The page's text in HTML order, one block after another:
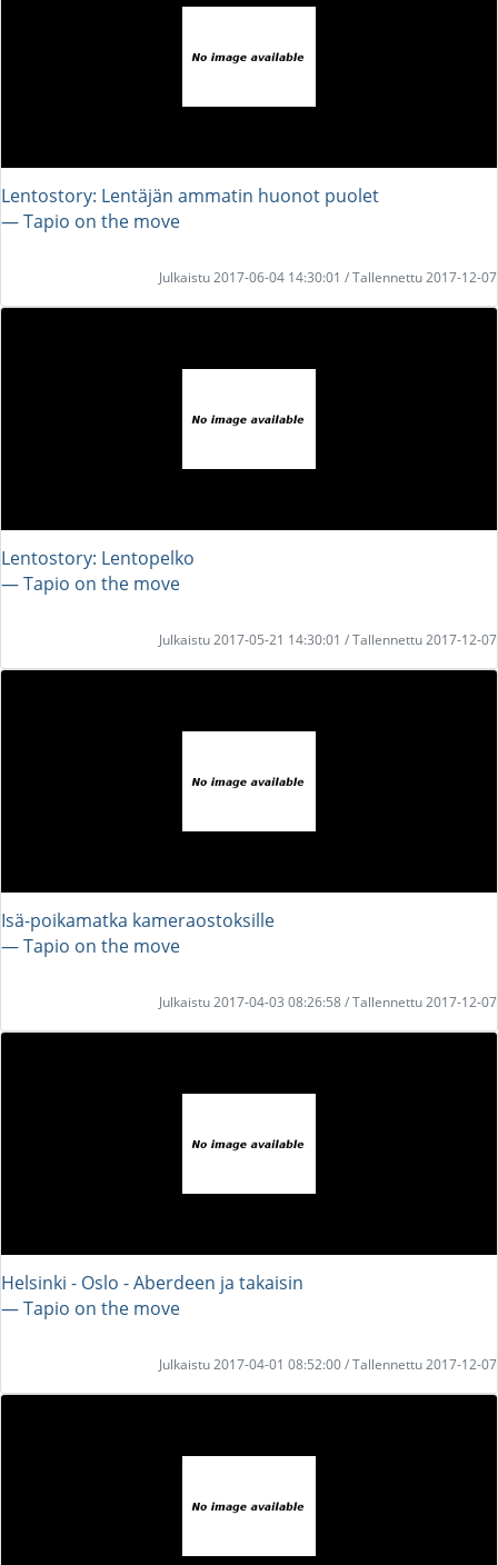
Lentostory: Lentäjän ammatin huonot puolet
― Tapio on the move
Julkaistu 2017-06-04 14:30:01 / Tallennettu 2017-12-07
Lentostory: Lentopelko
― Tapio on the move
Julkaistu 2017-05-21 14:30:01 / Tallennettu 2017-12-07
Isä-poikamatka kameraostoksille
― Tapio on the move
Julkaistu 2017-04-03 08:26:58 / Tallennettu 2017-12-07
Helsinki - Oslo - Aberdeen ja takaisin
― Tapio on the move
Julkaistu 2017-04-01 08:52:00 / Tallennettu 2017-12-07